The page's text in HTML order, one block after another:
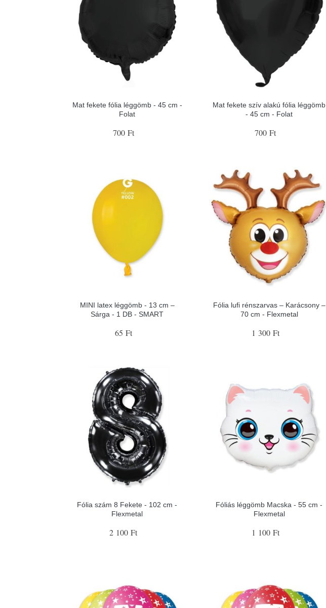
Mat fekete fólia léggömb - 45 cm -
Folat
700 Ft
Mat fekete szív alakú fólia léggömb
- 45 cm - Folat
700 Ft
MINI latex léggömb - 13 cm –
Sárga - 1 DB - SMART
65 Ft
Fólia lufi rénszarvas – Karácsony –
70 cm - Flexmetal
1 300 Ft
Fólia szám 8 Fekete - 102 cm -
Flexmetal
2 100 Ft
Fóliás léggömb Macska - 55 cm -
Flexmetal
1 100 Ft